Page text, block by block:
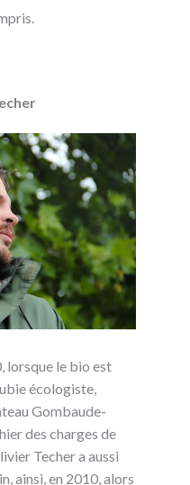
lorsque le bio est
écologiste,
Gombaude-
des charges de
Techer a aussi
ainsi, en 2010, alors